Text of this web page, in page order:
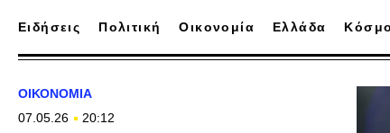
Ειδήσεις Πολιτική Οικονομία Ελλάδα
ΟΙΚΟΝΟΜΙΑ
07.05.26
20:12